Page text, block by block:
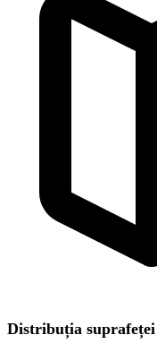
Distribuția suprafeței